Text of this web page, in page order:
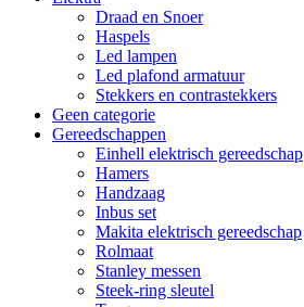
Draad en Snoer
Haspels
Led lampen
Led plafond armatuur
Stekkers en contrastekkers
Geen categorie
Gereedschappen
Einhell elektrisch gereedschap
Hamers
Handzaag
Inbus set
Makita elektrisch gereedschap
Rolmaat
Stanley messen
Steek-ring sleutel